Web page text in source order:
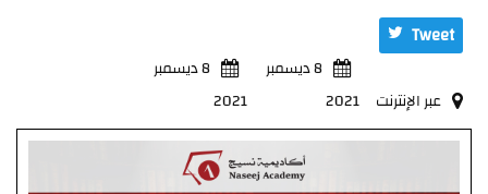
Tweet
عبر الإنترنت
8 ديسمبر
2021
8 ديسمبر
2021